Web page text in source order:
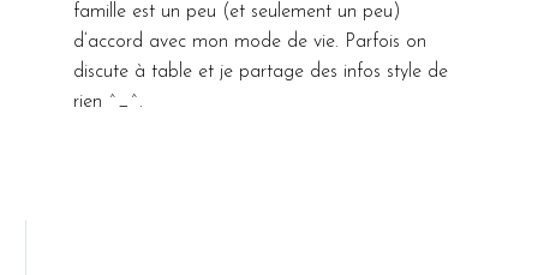
famille est un peu (et seulement un peu)
d’accord avec mon mode de vie. Parfois on
discute à table et je partage des infos style de
rien ^_^.